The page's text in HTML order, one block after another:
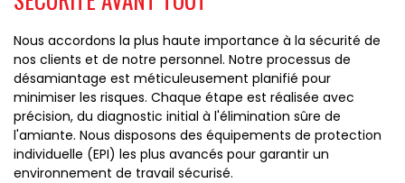
Nous accordons la plus haute importance à la sécurité de
nos clients et de notre personnel. Notre processus de
désamiantage est méticuleusement planifié pour
minimiser les risques. Chaque étape est réalisée avec
précision, du diagnostic initial à l'élimination sûre de
l'amiante. Nous disposons des équipements de protection
individuelle (EPI) les plus avancés pour garantir un
environnement de travail sécurisé.